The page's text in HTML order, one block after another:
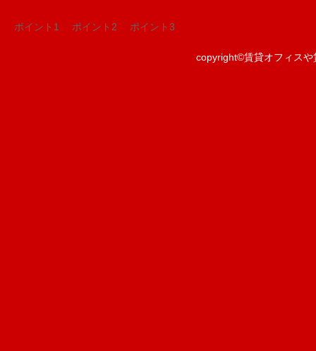
ポイント1 ポイント2 ポイント3
copyright©賃貸オフィス